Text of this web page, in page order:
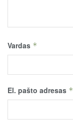
Vardas *
El. pašto adresas *